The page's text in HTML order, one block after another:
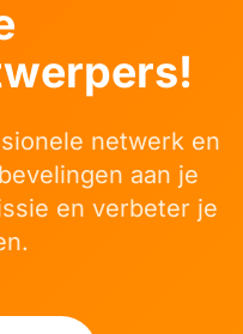
netwerk en
aan je
en verbeter je